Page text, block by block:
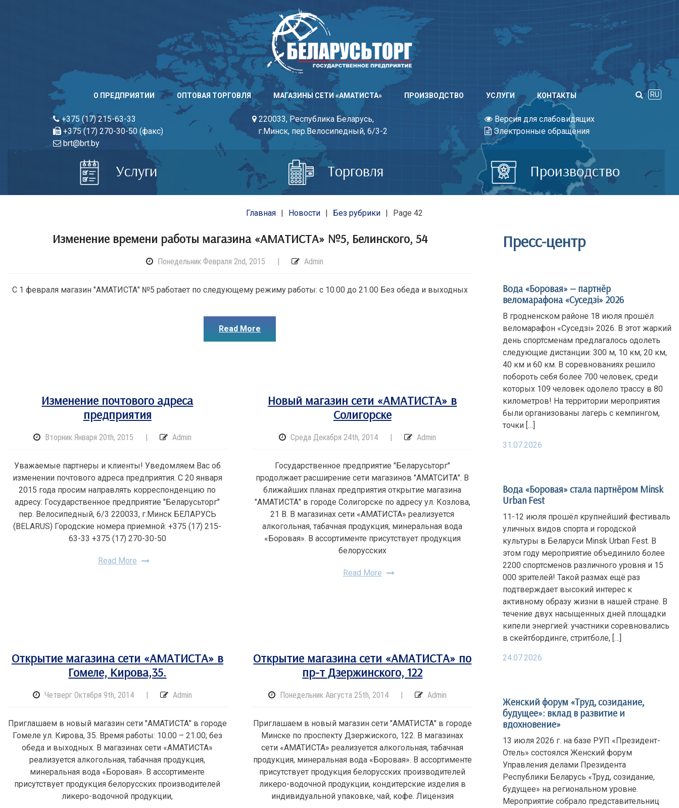
О ПРЕДПРИЯТИИ ОПТОВАЯ ТОРГОВЛЯ МАГАЗИНЫ СЕТИ «АМАТИСТА» ПРОИЗВОДСТВО УСЛУГИ КОНТАКТЫ RU
+375 (17) 215-63-33
+375 (17) 270-30-50 (факс)
brt@brt.by
220033, Республика Беларусь,
г.Минск, пер.Велосипедный, 6/3-2
Версия для слабовидящих
Электронные обращения
Услуги Торговля Производство
Главная Новости Без рубрики Page 42
Изменение времени работы магазина «АМАТИСТА» №5, Белинского, 54
Понедельник Февраля 2nd, 2015 | Admin
С 1 февраля магазин "АМАТИСТА" №5 работает по следующему режиму работы: с 10.00 до 21.00 Без обеда и выходных
Read More
Изменение почтового адреса
предприятия
Вторник Января 20th, 2015 | Admin
Уважаемые партнеры и клиенты! Уведомляем Вас об
изменении почтового адреса предприятия. С 20 января
2015 года просим направлять корреспонденцию по
адресу: Государственное предприятие "Беларусьторг"
пер. Велосипедный, 6/3 220033, г.Минск БЕЛАРУСЬ
(BELARUS) Городские номера приемной: +375 (17) 215-
63-33 +375 (17) 270-30-50
Read More
Новый магазин сети «АМАТИСТА» в
Солигорске
Среда Декабря 24th, 2014 | Admin
Государственное предприятие "Беларусьторг"
продолжает расширение сети магазинов "АМАТСИТА". В
ближайших планах предприятия открытие магазина
"АМАТИСТА" в городе Солигорске по адресу ул. Козлова,
21 В. В магазинах сети «АМАТИСТА» реализуется
алкогольная, табачная продукция, минеральная вода
«Боровая». В ассортименте присутствует продукция
белорусских
Read More
Открытие магазина сети «АМАТИСТА» в
Гомеле, Кирова,35.
Четверг Октября 9th, 2014 | Admin
Приглашаем в новый магазин сети "АМАТИСТА" в городе
Гомеле ул. Кирова, 35. Время работы: 10.00 – 21.00; без
обеда и выходных. В магазинах сети «АМАТИСТА»
реализуется алкогольная, табачная продукция,
минеральная вода «Боровая». В ассортименте
присутствует продукция белорусских производителей
ликеро-водочной продукции,
Открытие магазина сети «АМАТИСТА» по
пр-т Дзержинского, 122
Понедельник Августа 25th, 2014 | Admin
Приглашаем в новый магазин сети "АМАТИСТА" в городе
Минске по проспекту Дзержиского, 122. В магазинах
сети «АМАТИСТА» реализуется алкогольная, табачная
продукция, минеральная вода «Боровая». В ассортименте
присутствует продукция белорусских производителей
ликеро-водочной продукции, кондитерские изделия в
индивидуальной упаковке, чай, кофе. Лицензия
Пресс-центр
Вода «Боровая» — партнёр
веломарафона «Суседзi» 2026
В гродненском районе 18 июля прошёл
веломарафон «Суседзi» 2026. В этот жаркий
день спортсменам предлагалось одолеть
следующие дистанции: 300 м, 10 км, 20 км,
40 км и 60 км. В соревнованиях решило
побороть себя более 700 человек, среди
которых 109 человек одолело трассу в 80
километров! На территории мероприятия
были организованы лагерь с кемпингом,
точки […]
31.07.2026
Вода «Боровая» стала партнёром Minsk
Urban Fest
11-12 июля прошёл крупнейший фестиваль
уличных видов спорта и городской
культуры в Беларуси Minsk Urban Fest. В
этом году мероприятие объединило более
2200 спортсменов различного уровня и 15
000 зрителей! Такой размах ещё раз
подтверждает высокий интерес к
активному образу жизни в нашей стране. В
течение двух насыщенных дней площадки
кипели энергией: участники соревновались
в скейтбординге, стритболе, […]
24.07.2026
Женский форум «Труд, созидание,
будущее»: вклад в развитие и
вдохновение»
13 июля 2026 г. на базе РУП «Президент-
Отель» состоялся Женский форум
Управления делами Президента
Республики Беларусь «Труд, созидание,
будущее» на региональном уровне.
Мероприятие собрало представительниц